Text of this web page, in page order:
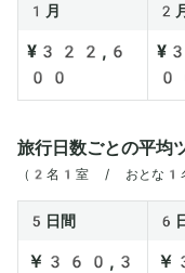
1月 2月
¥322,6
00
旅行日数ごとの平均
（2名1室 / おとな1名
5日間 6
￥360,3